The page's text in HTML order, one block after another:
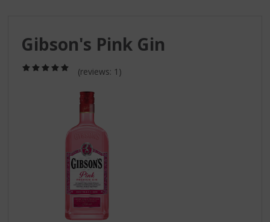
Gibson's Pink Gin
/
(reviews: 1)